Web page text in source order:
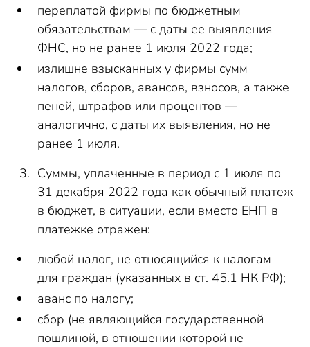
переплатой фирмы по бюджетным
обязательствам — с даты ее выявления
ФНС, но не ранее 1 июля 2022 года;
излишне взысканных у фирмы сумм
налогов, сборов, авансов, взносов, а также
пеней, штрафов или процентов —
аналогично, с даты их выявления, но не
ранее 1 июля.
Суммы, уплаченные в период с 1 июля по
31 декабря 2022 года как обычный платеж
в бюджет, в ситуации, если вместо ЕНП в
платежке отражен:
любой налог, не относящийся к налогам
для граждан (указанных в ст. 45.1 НК РФ);
аванс по налогу;
сбор (не являющийся государственной
пошлиной, в отношении которой не